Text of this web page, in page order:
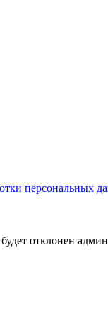
персональных
отклонен